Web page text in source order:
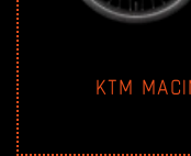
KTM